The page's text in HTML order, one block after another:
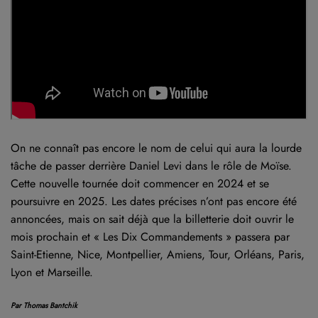
On ne connaît pas encore le nom de celui qui aura la lourde
tâche de passer derrière Daniel Levi dans le rôle de Moïse.
Cette nouvelle tournée doit commencer en 2024 et se
poursuivre en 2025. Les dates précises n’ont pas encore été
annoncées, mais on sait déjà que la billetterie doit ouvrir le
mois prochain et « Les Dix Commandements » passera par
Saint-Etienne, Nice, Montpellier, Amiens, Tour, Orléans, Paris,
Lyon et Marseille.
Par Thomas Bantchik